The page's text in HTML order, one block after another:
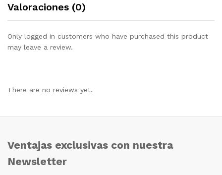
Valoraciones (0)
Only logged in customers who have purchased this product
may leave a review.
There are no reviews yet.
Ventajas exclusivas con nuestra
Newsletter